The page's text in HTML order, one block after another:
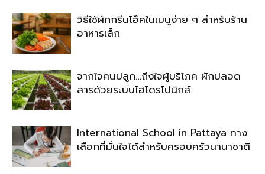
วิธีใช้ผักกรีนโอ๊คในเมนูง่าย ๆ สำหรับร้าน
อาหารเล็ก
จากใจคนปลูก…ถึงใจผู้บริโภค ผักปลอด
สารด้วยระบบไฮโดรโปนิกส์
International School in Pattaya ทาง
เลือกที่มั่นใจได้สำหรับครอบครัวนานาชาติ